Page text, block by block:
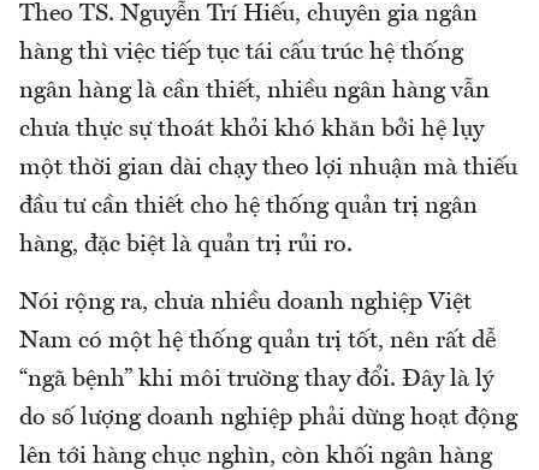
Theo TS. Nguyễn Trí Hiếu, chuyên gia ngân
hàng thì việc tiếp tục tái cấu trúc hệ thống
ngân hàng là cần thiết, nhiều ngân hàng vẫn
chưa thực sự thoát khỏi khó khăn bởi hệ lụy
một thời gian dài chạy theo lợi nhuận mà thiếu
đầu tư cần thiết cho hệ thống quản trị ngân
hàng, đặc biệt là quản trị rủi ro.
Nói rộng ra, chưa nhiều doanh nghiệp Việt
Nam có một hệ thống quản trị tốt, nên rất dễ
“ngã bệnh” khi môi trường thay đổi. Đây là lý
do số lượng doanh nghiệp phải dừng hoạt động
lên tới hàng chục nghìn, còn khối ngân hàng